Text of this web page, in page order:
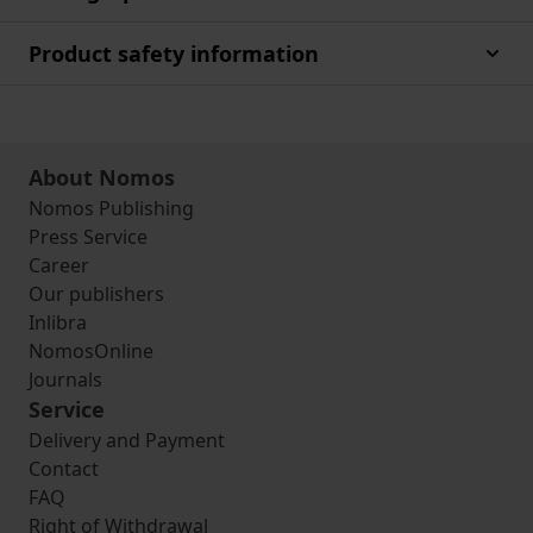
Product safety information
About Nomos
Nomos Publishing
Press Service
Career
Our publishers
Inlibra
NomosOnline
Journals
Service
Delivery and Payment
Contact
FAQ
Right of Withdrawal